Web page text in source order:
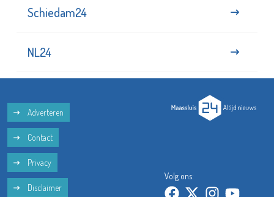
Schiedam24
NL24
Adverteren
Contact
Privacy
Disclaimer
Volg ons: